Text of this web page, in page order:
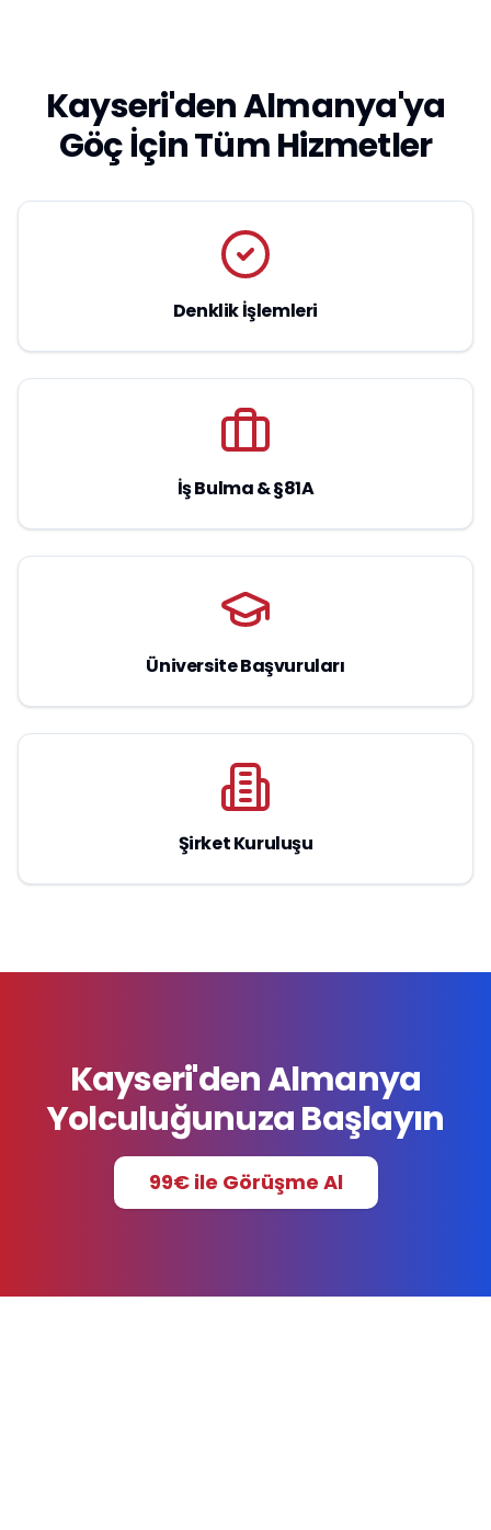
Kayseri'den Almanya'ya
Göç İçin Tüm Hizmetler
Denklik İşlemleri
İş Bulma & §81A
Üniversite Başvuruları
Şirket Kuruluşu
Kayseri'den Almanya
Yolculuğunuza Başlayın
99€ ile Görüşme Al